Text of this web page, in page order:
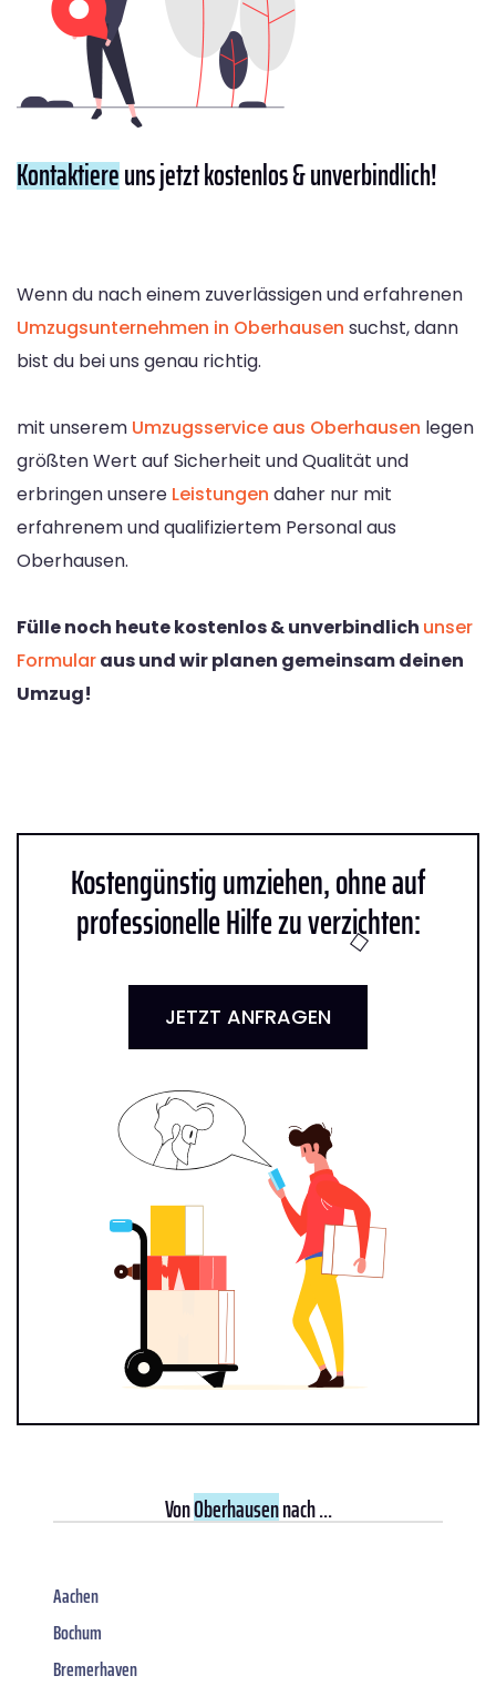
Kontaktiereuns jetzt kostenlos & unverbindlich!
Wenn du nach einem zuverlässigen und erfahrenen
Umzugsunternehmen in Oberhausen suchst, dann
bist du bei uns genau richtig.
mit unserem Umzugsservice aus Oberhausen legen
größten Wert auf Sicherheit und Qualität und
erbringen unsere Leistungen daher nur mit
erfahrenem und qualifiziertem Personal aus
Oberhausen.
Fülle noch heute kostenlos & unverbindlich unser
Formularaus und wir planen gemeinsam deinen
Umzug!
Kostengünstig umziehen, ohne auf
professionelle Hilfe zu verzichten:
JETZT ANFRAGEN
VonOberhausennach ...
Aachen
Bochum
Bremerhaven